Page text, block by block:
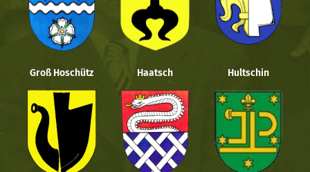
Groß Hoschütz Haatsch Hultschin